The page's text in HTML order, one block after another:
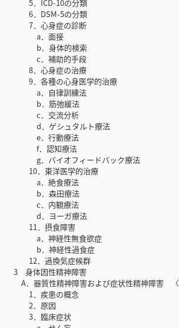
5．ICD-10の分類
6．DSM-5の分類
7．心身症の診断
a．面接
b．身体的検索
c．補助的手段
8．心身症の治療
9．各種の心身医学的治療
a．自律訓練法
b．筋弛緩法
c．交流分析
d．ゲシュタルト療法
e．行動療法
f．認知療法
g．バイオフィードバック療法
10．東洋医学的治療
a．絶食療法
b．森田療法
c．内観療法
d．ヨーガ療法
11．摂食障害
a．神経性無食欲症
b．神経性過食症
12．過換気症候群
3 身体因性精神障害
A．器質性精神障害および症状性精神障害
1．疾患の概念
2．原因
3．臨床症状